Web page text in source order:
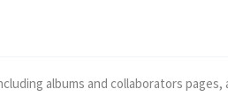
albums and collaborators